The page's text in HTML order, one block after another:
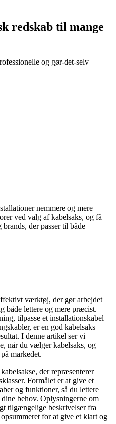
redskab til mange
og gør-det-selv
nemmere og mere
ved valg af kabelsaks, og få
der passer til både
værktøj, der gør arbejdet
både lettere og mere præcist.
tilpasse et installationskabel
er en god kabelsaks
I denne artikel ser vi
når du vælger kabelsaks, og
markedet.
der repræsenterer
Formålet er at give et
og funktioner, så du lettere
behov. Oplysningerne om
tilgængelige beskrivelser fra
for at give et klart og